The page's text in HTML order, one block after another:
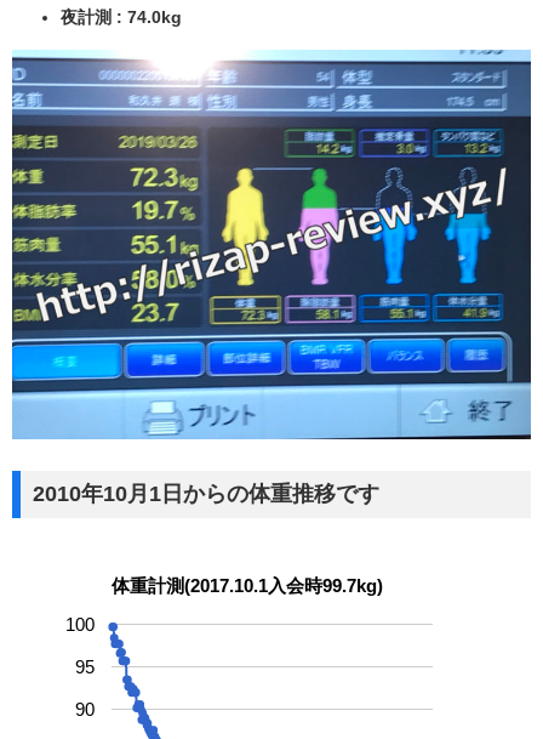
夜計測 : 74.0kg
2010年10月1日からの体重推移です
体重計測(2017.10.1入会時99.7kg)
90
95
100